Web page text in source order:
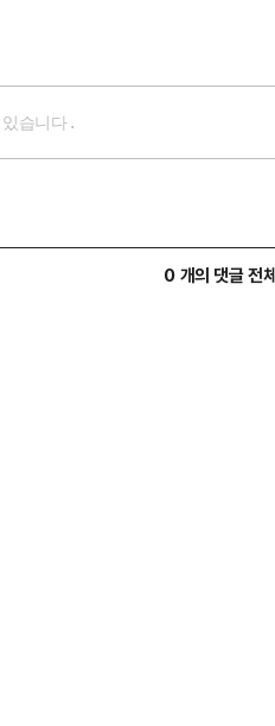
0 개의 댓글 전